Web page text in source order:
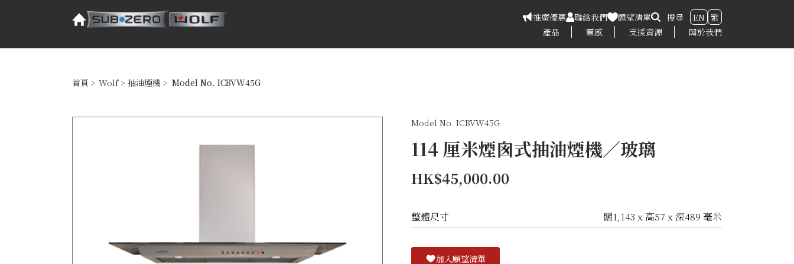
推廣優惠 聯絡我們 願望清單 搜尋 EN 繁
產品
靈感 支援資源 關於我們
首頁 > Wolf > 抽油煙機 > Model No. ICBVW45G
Model No. ICBVW45G
114 厘米煙囪式抽油煙機／玻璃
HK$45,000.00
整體尺寸 闊1,143 x 高57 x 深489 毫米
加入願望清單